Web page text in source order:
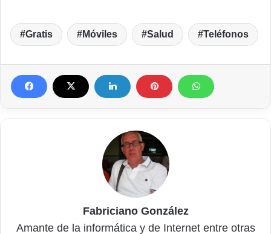
Gratis Móviles Salud Teléfonos
Fabriciano González
Amante de la informática y de Internet entre otras